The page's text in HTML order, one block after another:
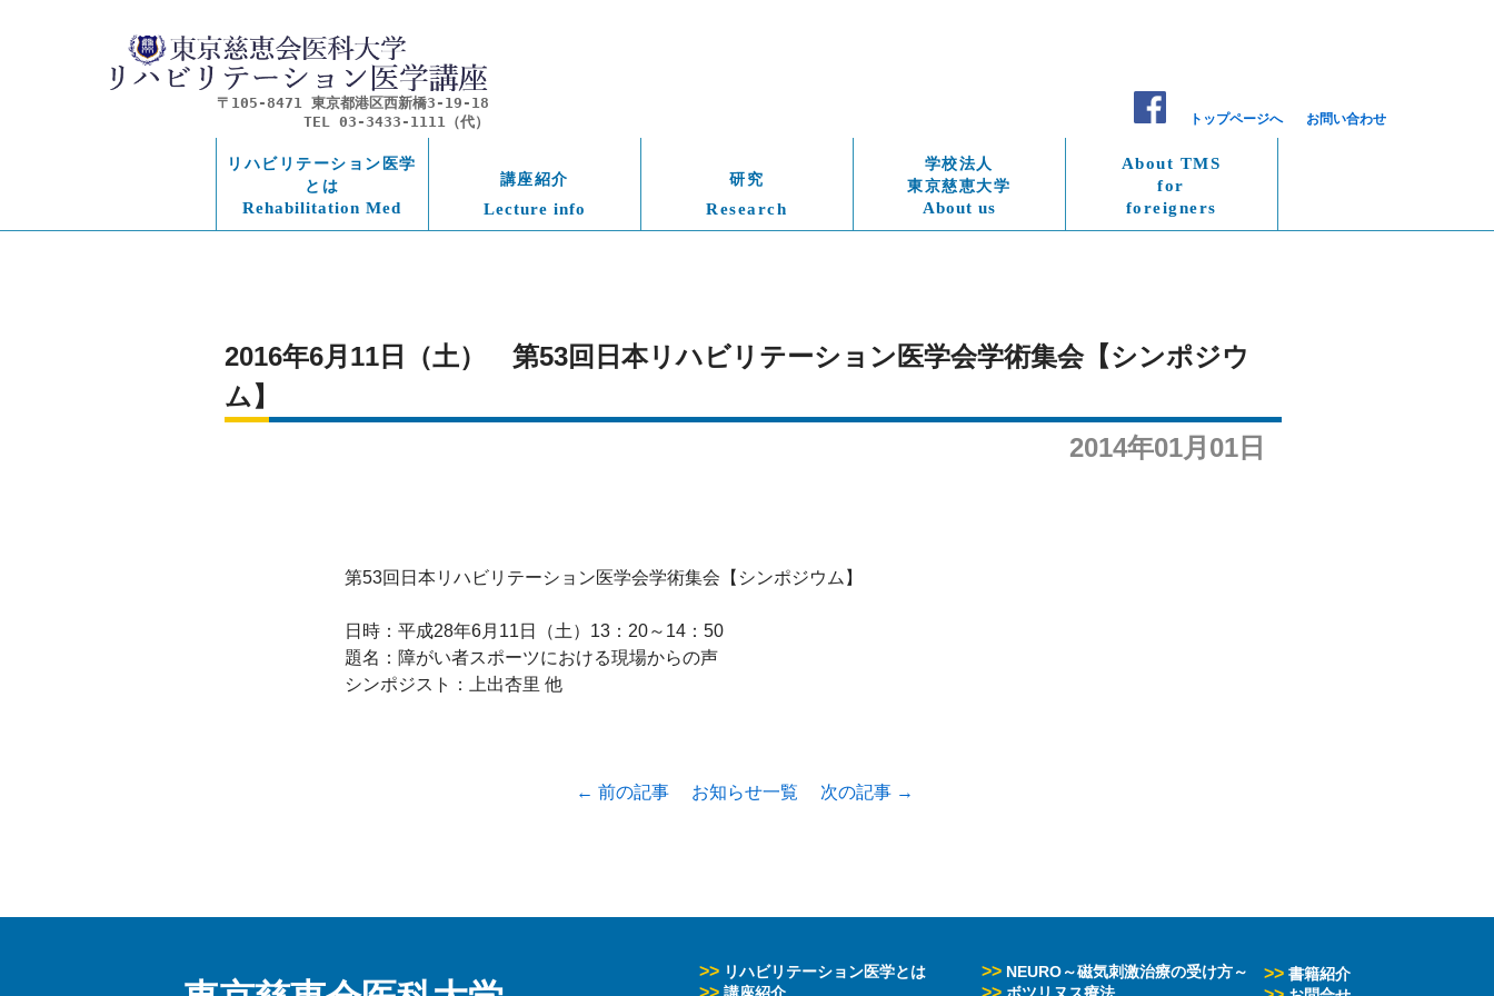
〒105-8471 東京都港区西新橋3-19-18
TEL 03-3433-1111（代）
トップページへ お問い合わせ
リハビリテーション医学
とは
Rehabilitation Med
講座紹介
Lecture info
研究
Research
学校法人
東京慈恵大学
About us
About TMS
for
foreigners
2016年6月11日（土）　第53回日本リハビリテーション医学会学術集会【シンポジウ
ム】
2014年01月01日
第53回日本リハビリテーション医学会学術集会【シンポジウム】
日時：平成28年6月11日（土）13：20～14：50
題名：障がい者スポーツにおける現場からの声
← 前の記事 お知らせ一覧 次の記事 →
>> リハビリテーション医学とは
>>
>> NEURO～磁気刺激治療の受け方～
>>
>> 書籍紹介